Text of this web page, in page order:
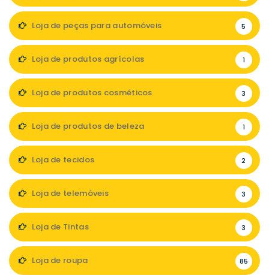
Loja de peças para automóveis 5
Loja de produtos agrícolas 1
Loja de produtos cosméticos 3
Loja de produtos de beleza 1
Loja de tecidos 2
Loja de telemóveis 3
Loja de Tintas 3
Loja de roupa 85